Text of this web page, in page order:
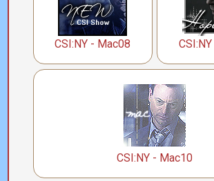
CSI:NY - Mac08
CSI:NY - Mac10